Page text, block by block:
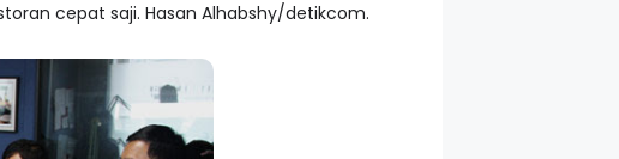
cepat saji. Hasan Alhabshy/detikcom.